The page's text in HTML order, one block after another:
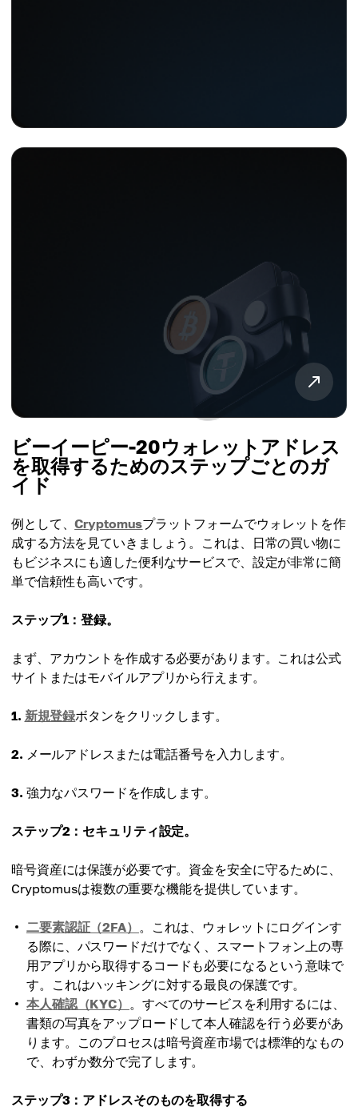
ビーイーピー-20ウォレットアドレス
を取得するためのステップごとのガ
イド
例として、Cryptomusプラットフォームでウォレットを作
成する方法を見ていきましょう。これは、日常の買い物に
もビジネスにも適した便利なサービスで、設定が非常に簡
単で信頼性も高いです。
ステップ1：登録。
まず、アカウントを作成する必要があります。これは公式
サイトまたはモバイルアプリから行えます。
1. 新規登録ボタンをクリックします。
2. メールアドレスまたは電話番号を入力します。
3. 強力なパスワードを作成します。
ステップ2：セキュリティ設定。
暗号資産には保護が必要です。資金を安全に守るために、
Cryptomusは複数の重要な機能を提供しています。
二要素認証（2FA） 。これは、ウォレットにログインす
る際に、パスワードだけでなく、スマートフォン上の専
用アプリから取得するコードも必要になるという意味で
す。これはハッキングに対する最良の保護です。
本人確認（KYC） 。すべてのサービスを利用するには、
書類の写真をアップロードして本人確認を行う必要があ
ります。このプロセスは暗号資産市場では標準的なもの
で、わずか数分で完了します。
ステップ3：アドレスそのものを取得する